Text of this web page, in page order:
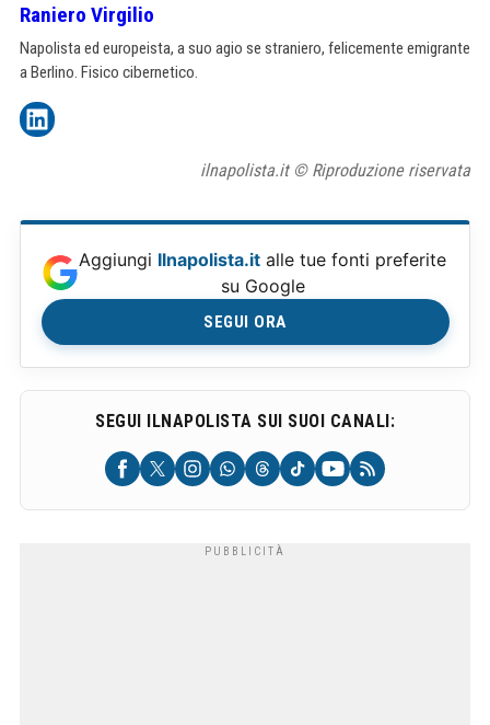
Raniero Virgilio
Napolista ed europeista, a suo agio se straniero, felicemente emigrante
a Berlino. Fisico cibernetico.
ilnapolista.it © Riproduzione riservata
Aggiungi Ilnapolista.it alle tue fonti preferite
su Google
SEGUI ORA
SEGUI ILNAPOLISTA SUI SUOI CANALI: